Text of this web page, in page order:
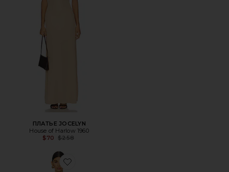
ПЛАТЬЕ JOCELYN
House of Harlow 1960
$70 Previous price:
$258
Favorite ПЛАТЬЕ GRAHAM